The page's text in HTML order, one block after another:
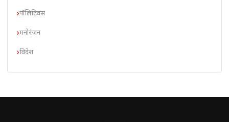
पॉलिटिक्स
मनोरंजन
विदेश